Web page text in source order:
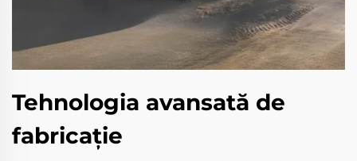
Tehnologia avansată de
fabricaţie